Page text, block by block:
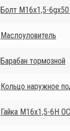
Болт М16х1,5-
Маслоуловитель
Барабан тормозной
Кольцо наружное
Гайка М16х1,5-6Н